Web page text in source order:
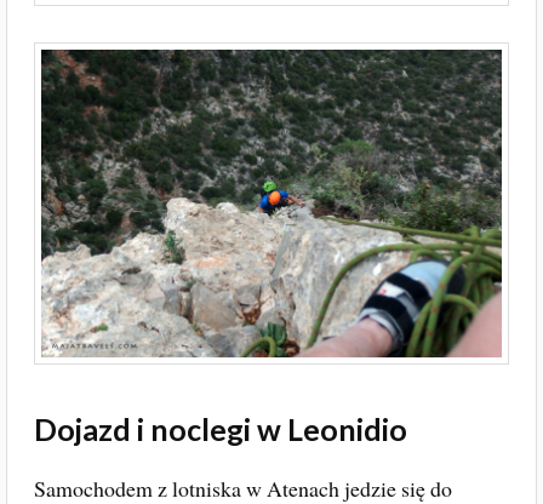
Dojazd i noclegi w Leonidio
Samochodem z lotniska w Atenach jedzie się do